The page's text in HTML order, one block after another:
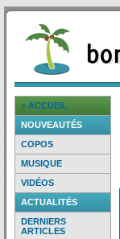
> ACCUEIL
NOUVEAUTÉS
COPOS
MUSIQUE
VIDÉOS
ACTUALITÉS
DERNIERS
ARTICLES